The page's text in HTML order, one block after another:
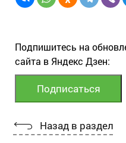
Подпишитесь на
сайта в Яндекс Дзен:
Назад в раздел